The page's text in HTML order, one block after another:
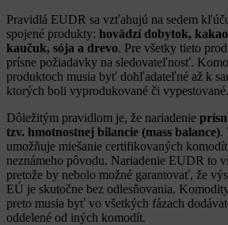
Pravidlá EUDR sa vzťahujú na sedem
spojené produkty: hovädzí dobytok,
kaučuk, sója a drevo. Pre všetky tieto
prísne požiadavky na sledovateľnosť.
produktoch musia byť dohľadateľné až k
ktorých boli vyprodukované či vypestované.
Dôležitým pravidlom je, že nariadenie
tzv. hmotnostnej bilancie (mass balance).
umožňuje miešanie certifikovaných
neznámeho pôvodu. Nariadenie EUDR to
pretože by nebolo možné garantovať, že
EÚ je skutočne bez odlesňovania.
preto musia byť vo všetkých fázach
oddelené od iných komodít.